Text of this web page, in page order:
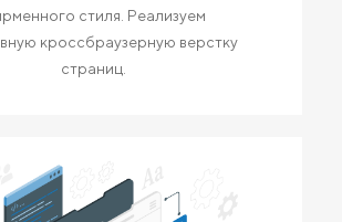
стиля. Реализуем
кроссбраузерную верстку
страниц.